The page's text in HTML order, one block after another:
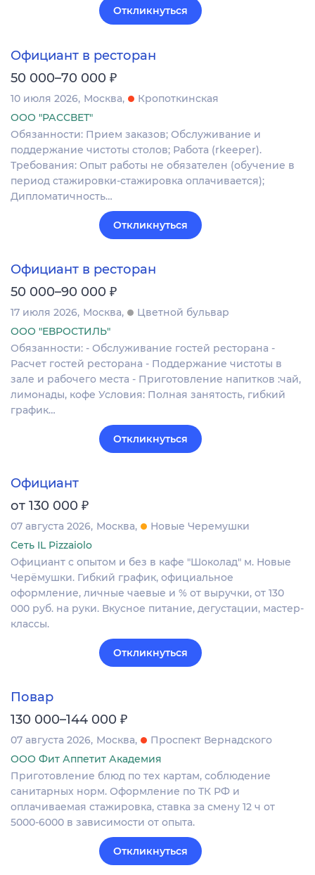
Откликнуться
Официант в ресторан
50 000–70 000 ₽
10 июля 2026 Москва
Кропоткинская
ООО "РАССВЕТ"
Обязанности: Прием заказов; Обслуживание и
поддержание чистоты столов; Работа (rkeeper).
Требования: Опыт работы не обязателен (обучение в
период стажировки-стажировка оплачивается);
Дипломатичность…
Откликнуться
Официант в ресторан
50 000–90 000 ₽
17 июля 2026 Москва
Цветной бульвар
ООО "ЕВРОСТИЛЬ"
Обязанности: - Обслуживание гостей ресторана -
Расчет гостей ресторана - Поддержание чистоты в
зале и рабочего места - Приготовление напитков :чай,
лимонады, кофе Условия: Полная занятость, гибкий
график…
Откликнуться
Официант
от 130 000 ₽
07 августа 2026 Москва
Новые Черемушки
Сеть IL Pizzaiolo
Официант с опытом и без в кафе "Шоколад" м. Новые
Черёмушки. Гибкий график, официальное
оформление, личные чаевые и % от выручки, от 130
000 руб. на руки. Вкусное питание, дегустации, мастер-
классы.
Откликнуться
Повар
130 000–144 000 ₽
07 августа 2026 Москва
Проспект Вернадского
ООО Фит Аппетит Академия
Приготовление блюд по тех картам, соблюдение
санитарных норм. Оформление по ТК РФ и
оплачиваемая стажировка, ставка за смену 12 ч от
5000-6000 в зависимости от опыта.
Откликнуться